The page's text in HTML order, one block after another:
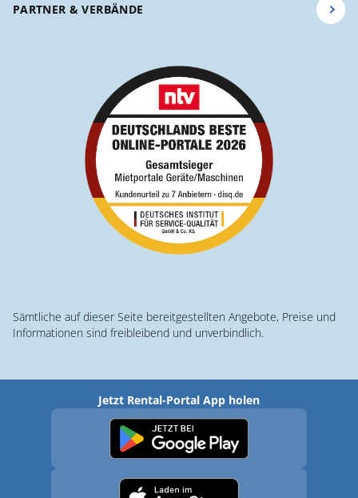
PARTNER & VERBÄNDE
Sämtliche auf dieser Seite bereitgestellten Angebote, Preise und
Informationen sind freibleibend und unverbindlich.
Jetzt Rental-Portal App holen